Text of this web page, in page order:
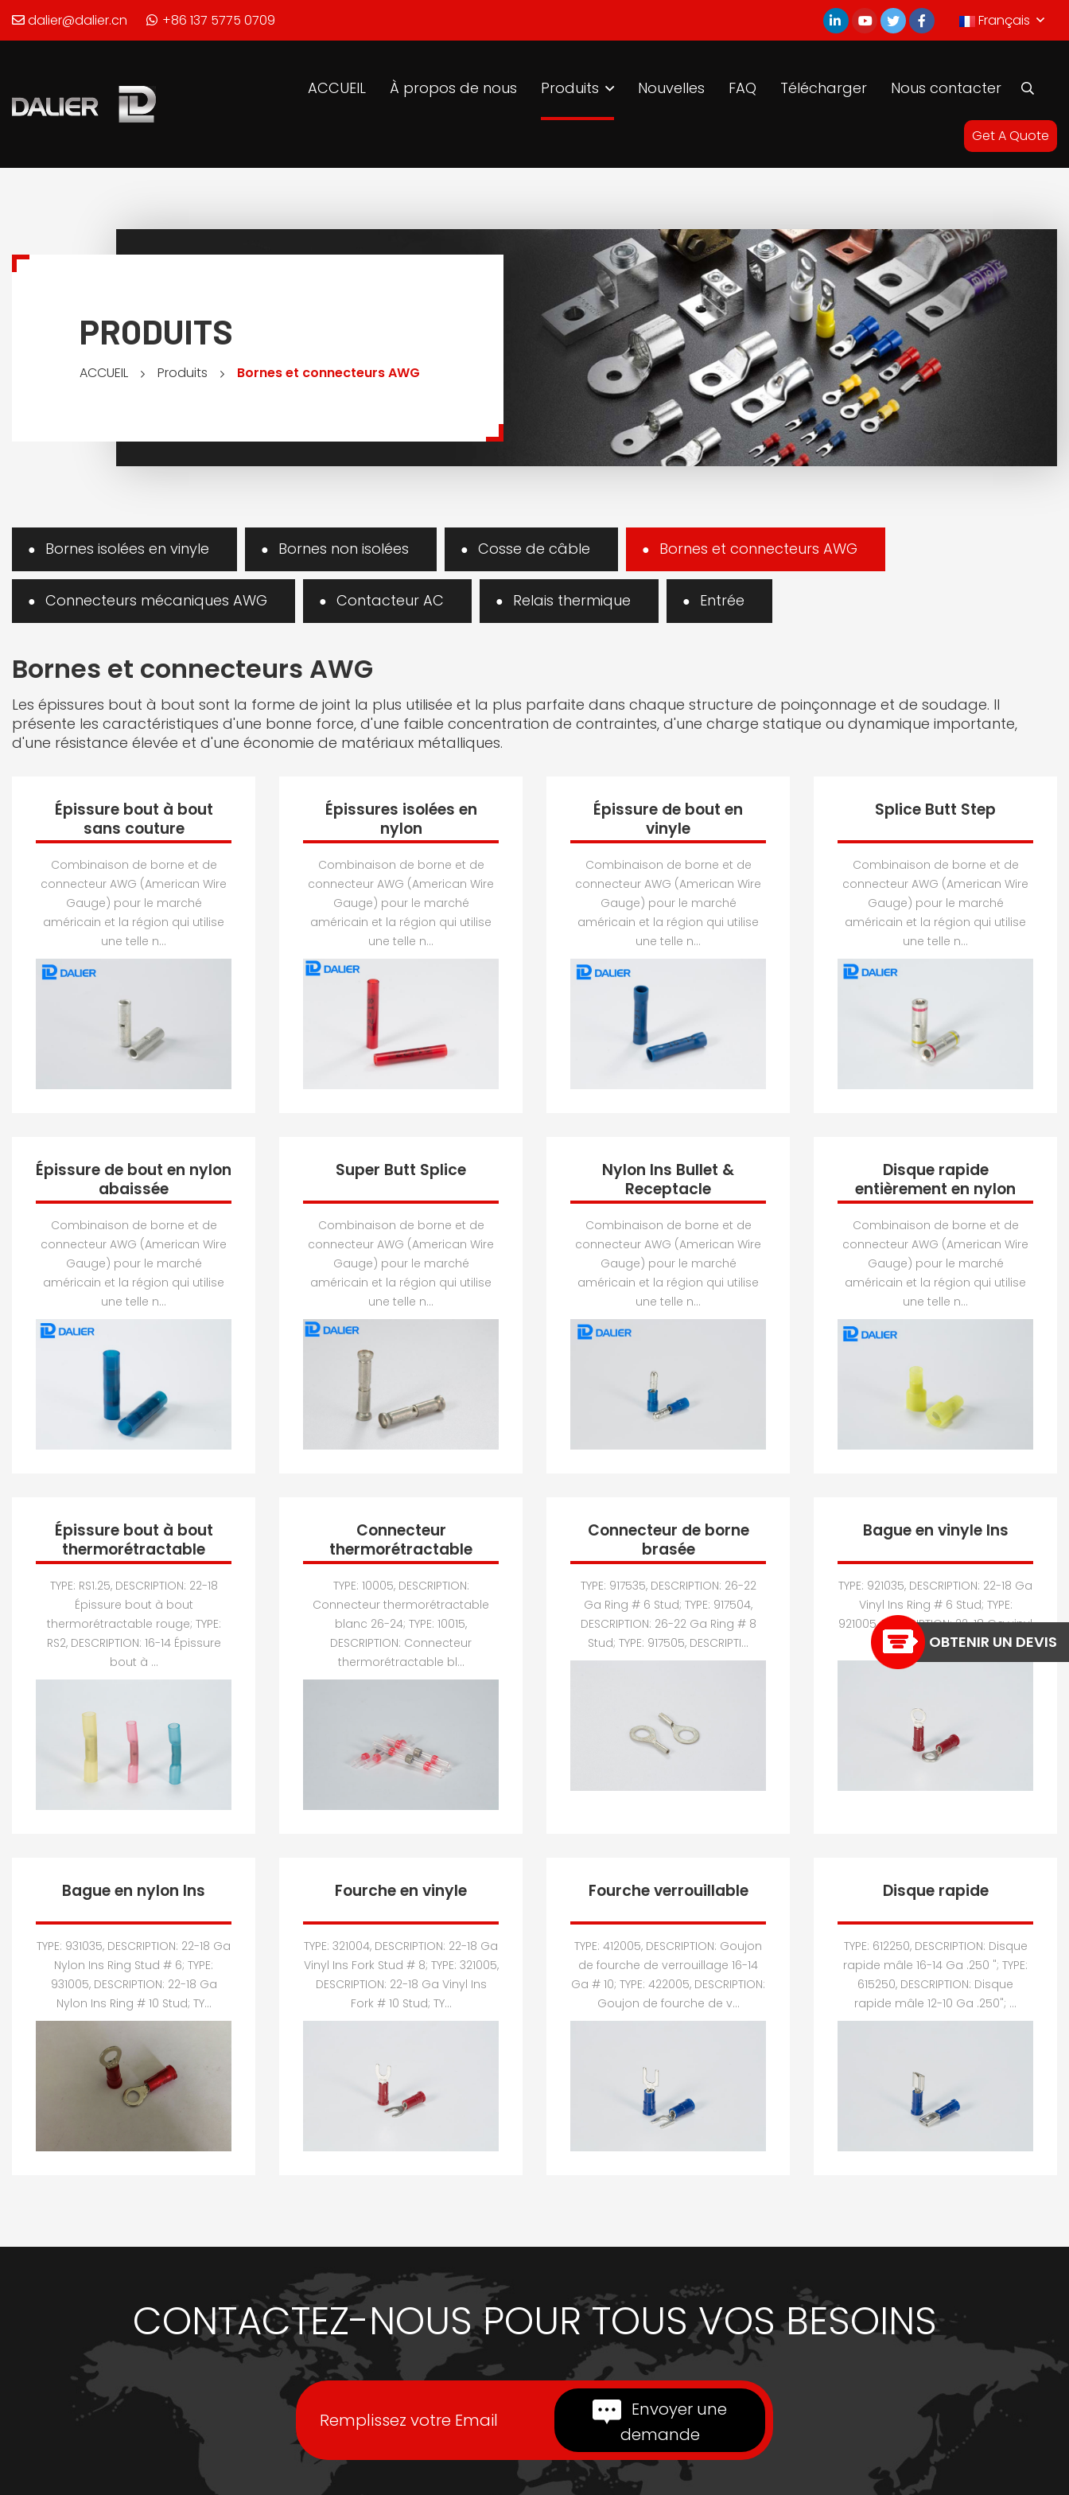
dalier@dalier.cn +86 137 5775 0709 Français
ACCUEIL À propos de nous Produits Nouvelles FAQ Télécharger Nous contacter
Get A Quote
PRODUITS
ACCUEIL Produits Bornes et connecteurs AWG
Bornes isolées en vinyle Bornes non isolées Cosse de câble Bornes et connecteurs AWG
Connecteurs mécaniques AWG Contacteur AC Relais thermique Entrée
Bornes et connecteurs AWG
Les épissures bout à bout sont la forme de joint la plus utilisée et la plus parfaite dans chaque structure de poinçonnage et de soudage. Il
présente les caractéristiques d'une bonne force, d'une faible concentration de contraintes, d'une charge statique ou dynamique importante,
d'une résistance élevée et d'une économie de matériaux métalliques.
Épissure bout à bout
sans couture
Combinaison de borne et de
connecteur AWG (American Wire
Gauge) pour le marché
américain et la région qui utilise
une telle n...
Épissures isolées en
nylon
Combinaison de borne et de
connecteur AWG (American Wire
Gauge) pour le marché
américain et la région qui utilise
une telle n...
Épissure de bout en
vinyle
Combinaison de borne et de
connecteur AWG (American Wire
Gauge) pour le marché
américain et la région qui utilise
une telle n...
Splice Butt Step
Combinaison de borne et de
connecteur AWG (American Wire
Gauge) pour le marché
américain et la région qui utilise
une telle n...
Épissure de bout en nylon
abaissée
Combinaison de borne et de
connecteur AWG (American Wire
Gauge) pour le marché
américain et la région qui utilise
une telle n...
Super Butt Splice
Combinaison de borne et de
connecteur AWG (American Wire
Gauge) pour le marché
américain et la région qui utilise
une telle n...
Nylon Ins Bullet &
Receptacle
Combinaison de borne et de
connecteur AWG (American Wire
Gauge) pour le marché
américain et la région qui utilise
une telle n...
Disque rapide
entièrement en nylon
Combinaison de borne et de
connecteur AWG (American Wire
Gauge) pour le marché
américain et la région qui utilise
une telle n...
Épissure bout à bout
thermorétractable
TYPE: RS1.25, DESCRIPTION: 22-18
Épissure bout à bout
thermorétractable rouge; TYPE:
RS2, DESCRIPTION: 16-14 Épissure
bout à ...
Connecteur
thermorétractable
TYPE: 10005, DESCRIPTION:
Connecteur thermorétractable
blanc 26-24; TYPE: 10015,
DESCRIPTION: Connecteur
thermorétractable bl...
Connecteur de borne
brasée
TYPE: 917535, DESCRIPTION: 26-22
Ga Ring # 6 Stud; TYPE: 917504,
DESCRIPTION: 26-22 Ga Ring # 8
Stud; TYPE: 917505, DESCRIPTI...
Bague en vinyle Ins
TYPE: 921035, DESCRIPTION: 22-18 Ga
Vinyl Ins Ring # 6 Stud; TYPE:
921005, DESCRIPTION: 22-18 Ga vinyl
Ins Ring # 10 Stud; TY...
Bague en nylon Ins
TYPE: 931035, DESCRIPTION: 22-18 Ga
Nylon Ins Ring Stud # 6; TYPE:
931005, DESCRIPTION: 22-18 Ga
Nylon Ins Ring # 10 Stud; TY...
Fourche en vinyle
TYPE: 321004, DESCRIPTION: 22-18 Ga
Vinyl Ins Fork Stud # 8; TYPE: 321005,
DESCRIPTION: 22-18 Ga Vinyl Ins
Fork # 10 Stud; TY...
Fourche verrouillable
TYPE: 412005, DESCRIPTION: Goujon
de fourche de verrouillage 16-14
Ga # 10; TYPE: 422005, DESCRIPTION:
Goujon de fourche de v...
Disque rapide
TYPE: 612250, DESCRIPTION: Disque
rapide mâle 16-14 Ga .250 "; TYPE:
615250, DESCRIPTION: Disque
rapide mâle 12-10 Ga .250"; ...
OBTENIR UN DEVIS
CONTACTEZ-NOUS POUR TOUS VOS BESOINS
Remplissez votre Email
Envoyer une
demande